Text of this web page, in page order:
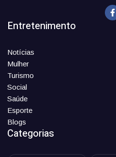
Entretenimento
Notícias
Mulher
Turismo
Social
Saúde
Esporte
Blogs
Categorias